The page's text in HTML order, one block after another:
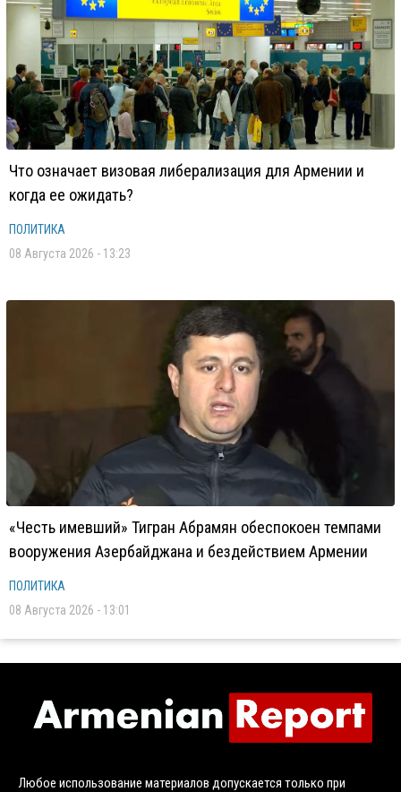
Что означает визовая либерализация для Армении и
когда ее ожидать?
ПОЛИТИКА
08 Августа 2026 - 13:23
«Честь имевший» Тигран Абрамян обеспокоен темпами
вооружения Азербайджана и бездействием Армении
ПОЛИТИКА
08 Августа 2026 - 13:01
Любое использование материалов допускается только при